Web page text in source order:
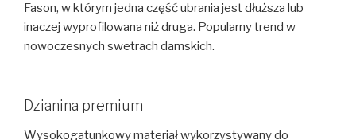
Fason, w którym jedna część ubrania jest dłuższa lub
inaczej wyprofilowana niż druga. Popularny trend w
nowoczesnych swetrach damskich.
Dzianina premium
Wysokogatunkowy materiał wykorzystywany do